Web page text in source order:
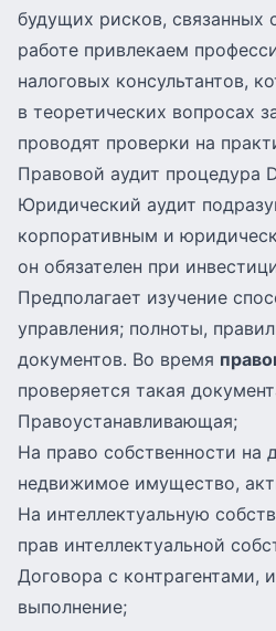
будущих рисков, связанных
работе привлекаем
налоговых консультантов,
в теоретических вопросах
проводят проверки на
Правовой аудит процедура
Юридический аудит
корпоративным и
он обязателен при
Предполагает изучение
управления; полноты,
документов. Во время
проверяется такая
Правоустанавливающая;
На право собственности на
недвижимое имущество,
На интеллектуальную
прав интеллектуальной
Договора с контрагентами,
выполнение;